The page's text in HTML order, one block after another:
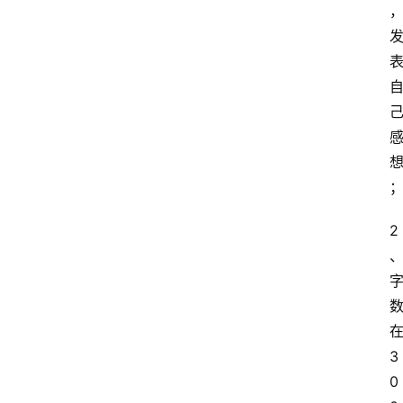
，
发
表
自
己
感
想
；
2
、
字
数
在
3
0